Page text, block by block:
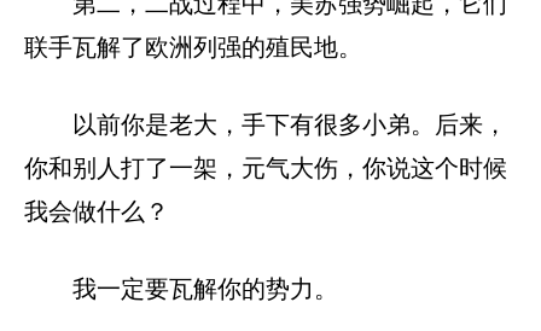
联手瓦解了欧洲列强的殖民地。
以前你是老大，手下有很多小弟。后来，
你和别人打了一架，元气大伤，你说这个时候
我会做什么？
我一定要瓦解你的势力。